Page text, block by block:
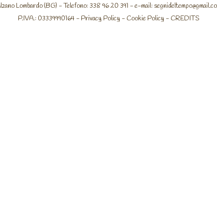
Lombardo (BG) - Telefono: 338 96 20 391 - e-mail:
P.IVA.: 03339990164 - Privacy Policy - Cookie Policy - CREDITS